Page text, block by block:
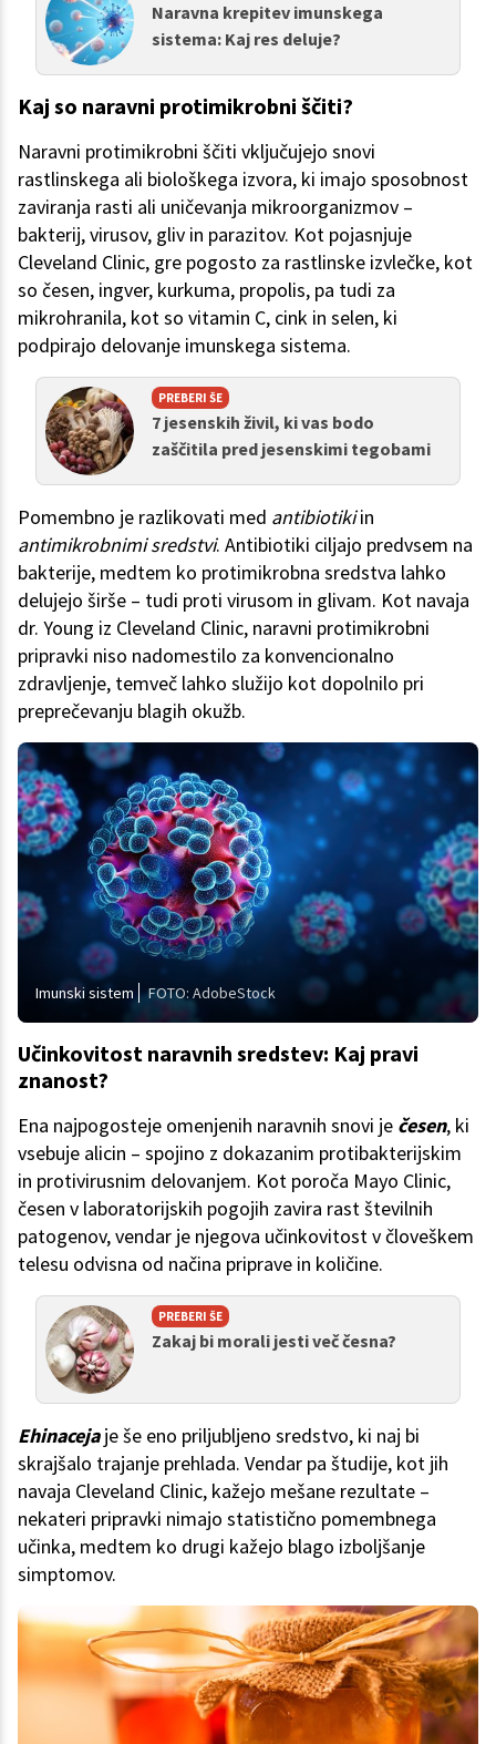
Naravna krepitev imunskega
sistema: Kaj res deluje?
Kaj so naravni protimikrobni ščiti?
Naravni protimikrobni ščiti vključujejo snovi
rastlinskega ali biološkega izvora, ki imajo sposobnost
zaviranja rasti ali uničevanja mikroorganizmov –
bakterij, virusov, gliv in parazitov. Kot pojasnjuje
Cleveland Clinic, gre pogosto za rastlinske izvlečke, kot
so česen, ingver, kurkuma, propolis, pa tudi za
mikrohranila, kot so vitamin C, cink in selen, ki
podpirajo delovanje imunskega sistema.
PREBERI ŠE
7 jesenskih živil, ki vas bodo
zaščitila pred jesenskimi tegobami
Pomembno je razlikovati med antibiotikiin
antimikrobnimi sredstvi. Antibiotiki ciljajo predvsem na
bakterije, medtem ko protimikrobna sredstva lahko
delujejo širše – tudi proti virusom in glivam. Kot navaja
dr. Young iz Cleveland Clinic, naravni protimikrobni
pripravki niso nadomestilo za konvencionalno
zdravljenje, temveč lahko služijo kot dopolnilo pri
preprečevanju blagih okužb.
Imunski sistem FOTO: AdobeStock
Učinkovitost naravnih sredstev: Kaj pravi
znanost?
Ena najpogosteje omenjenih naravnih snovi je česen, ki
vsebuje alicin – spojino z dokazanim protibakterijskim
in protivirusnim delovanjem. Kot poroča Mayo Clinic,
česen v laboratorijskih pogojih zavira rast številnih
patogenov, vendar je njegova učinkovitost v človeškem
telesu odvisna od načina priprave in količine.
PREBERI ŠE
Zakaj bi morali jesti več česna?
Ehinacejaje še eno priljubljeno sredstvo, ki naj bi
skrajšalo trajanje prehlada. Vendar pa študije, kot jih
navaja Cleveland Clinic, kažejo mešane rezultate –
nekateri pripravki nimajo statistično pomembnega
učinka, medtem ko drugi kažejo blago izboljšanje
simptomov.